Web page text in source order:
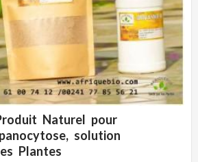
Naturel pour
solution
Plantes